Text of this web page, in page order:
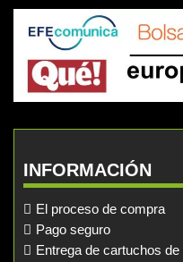
INFORMACIÓN
El proceso de compra
Pago seguro
Entrega de cartuchos